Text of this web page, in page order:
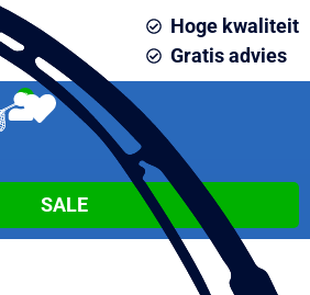
Hoge kwaliteit
Gratis advies
0
SALE